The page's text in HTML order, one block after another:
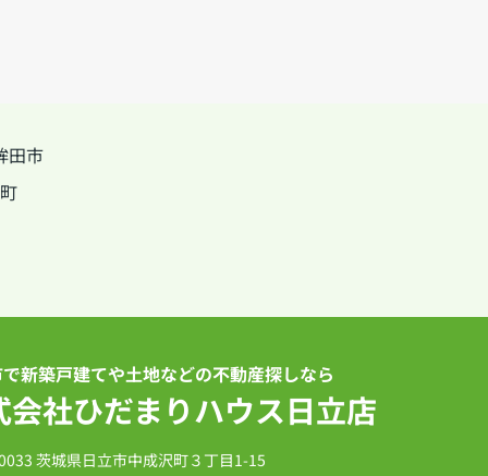
田市
新築戸建てや土地などの不動産探しなら
会社ひだまりハウス日立店
茨城県日立市中成沢町３丁目1-15